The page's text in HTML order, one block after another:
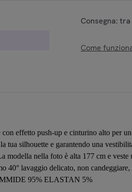
Consegna:
Come
con effetto push-up e cinturino alto per
tua silhouette e garantendo una
modella nella foto è alta 177 cm e veste
40° lavaggio delicato, non
95% ELASTAN 5%